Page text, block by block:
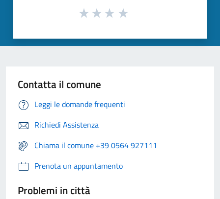
Contatta il comune
Leggi le domande frequenti
Richiedi Assistenza
Chiama il comune +39 0564 927111
Prenota un appuntamento
Problemi in città